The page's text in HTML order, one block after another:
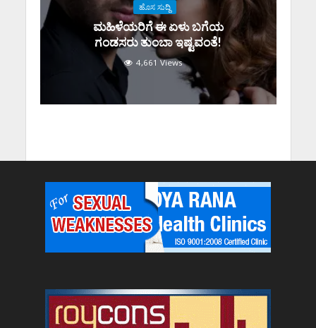
ಹೊಸ ಸುದ್ದಿ
ಮಹಿಳೆಯರಿಗೆ ಈ ಏಳು ಬಗೆಯ
ಗಂಡಸರು ತುಂಬಾ ಇಷ್ಟವಂತೆ!
4,661 Views